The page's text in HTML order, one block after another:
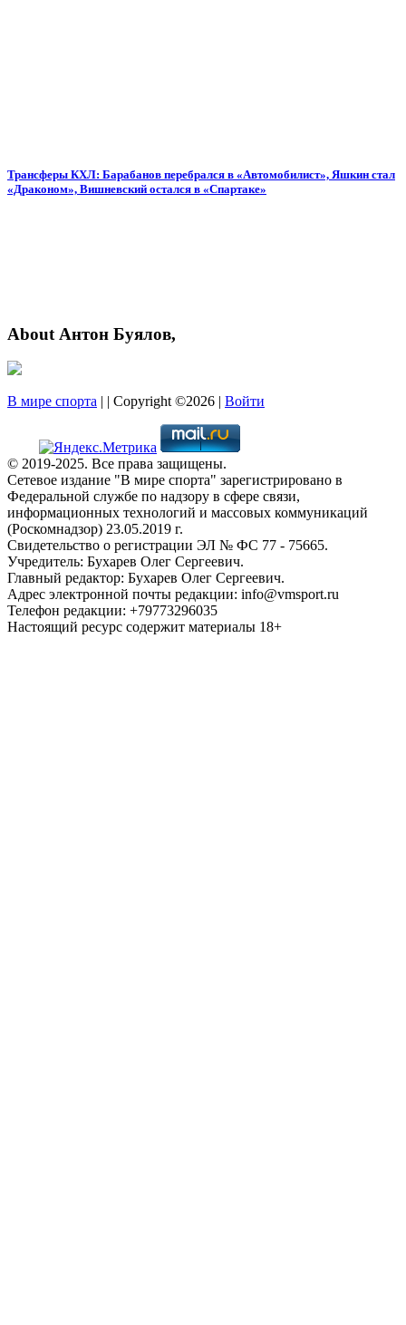
Трансферы КХЛ: Барабанов перебрался в «Автомобилист», Яшкин стал
«Драконом», Вишневский остался в «Спартаке»
About Антон Буялов,
В мире спорта | | Copyright ©2026 | Войти
© 2019-2025. Все права защищены.
Сетевое издание "В мире спорта" зарегистрировано в
Федеральной службе по надзору в сфере связи,
информационных технологий и массовых коммуникаций
(Роскомнадзор) 23.05.2019 г.
Свидетельство о регистрации ЭЛ № ФС 77 - 75665.
Учредитель: Бухарев Олег Сергеевич.
Главный редактор: Бухарев Олег Сергеевич.
Адрес электронной почты редакции: info@vmsport.ru
Телефон редакции: +79773296035
Настоящий ресурс содержит материалы 18+